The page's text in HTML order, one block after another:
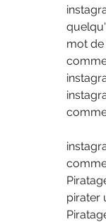
mot de
pirater